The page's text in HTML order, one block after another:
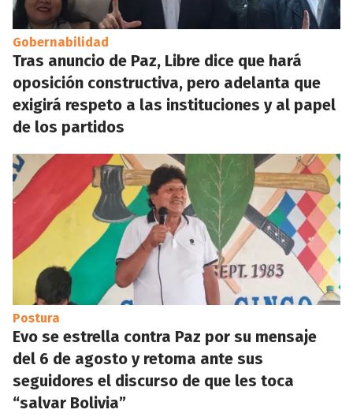
Gobernabilidad
Tras anuncio de Paz, Libre dice que hará
oposición constructiva, pero adelanta que
exigirá respeto a las instituciones y al papel
de los partidos
Postura
Evo se estrella contra Paz por su mensaje
del 6 de agosto y retoma ante sus
seguidores el discurso de que les toca
“salvar Bolivia”